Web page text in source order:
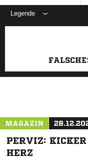
Legende
MAGAZIN
PERVIZ:
HERZ